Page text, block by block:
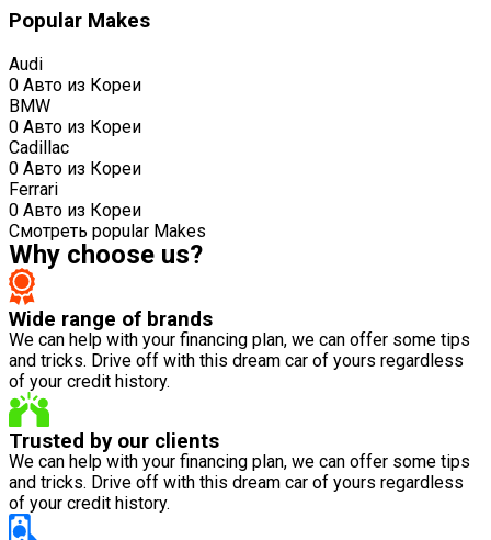
Popular Makes
Audi
0 Авто из Кореи
BMW
0 Авто из Кореи
Cadillac
0 Авто из Кореи
Ferrari
0 Авто из Кореи
Смотреть popular Makes
Why choose us?
Wide range of brands
We can help with your financing plan, we can offer some tips
and tricks. Drive off with this dream car of yours regardless
of your credit history.
Trusted by our clients
We can help with your financing plan, we can offer some tips
and tricks. Drive off with this dream car of yours regardless
of your credit history.